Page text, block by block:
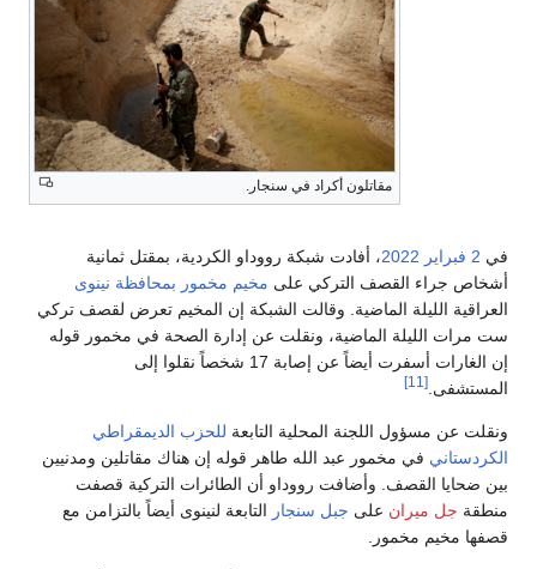
مقاتلون أكراد في سنجار.
في 2 فبراير 2022، أفادت شبكة رووداو الكردية، بمقتل ثمانية
أشخاص جراء القصف التركي على مخيم مخمور بمحافظة نينوى
العراقية الليلة الماضية. وقالت الشبكة إن المخيم تعرض لقصف تركي
ست مرات الليلة الماضية، ونقلت عن إدارة الصحة في مخمور قوله
إن الغارات أسفرت أيضاً عن إصابة 17 شخصاً نقلوا إلى
المستشفى.[11]
ونقلت عن مسؤول اللجنة المحلية التابعة للحزب الديمقراطي
الكردستاني في مخمور عبد الله طاهر قوله إن هناك مقاتلين ومدنيين
بين ضحايا القصف. وأضافت رووداو أن الطائرات التركية قصفت
منطقة جل ميران على جبل سنجار التابعة لنينوى أيضاً بالتزامن مع
قصفها مخيم مخمور.